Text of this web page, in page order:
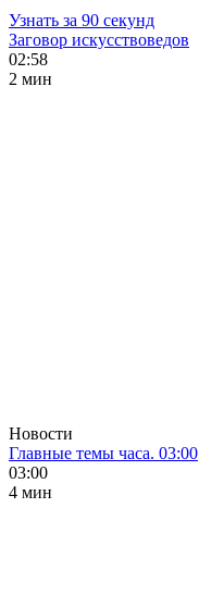
Узнать за 90 секунд
Заговор искусствоведов
02:58
2 мин
Новости
Главные темы часа. 03:00
03:00
4 мин